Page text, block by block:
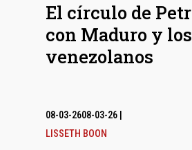
El círculo de
con Maduro y
venezolanos
08-03-2608-03-26|
LISSETH BOON